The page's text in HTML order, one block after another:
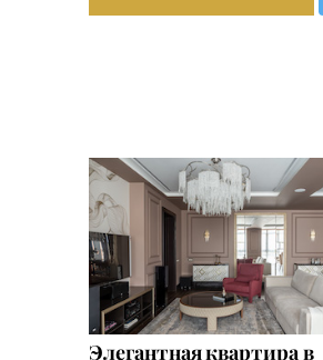
Элегантная квартира в